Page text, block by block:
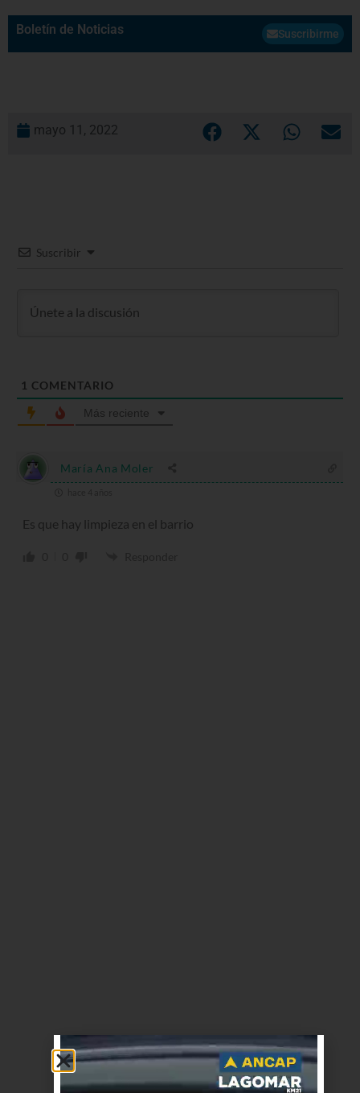
Boletín de Noticias Suscribirme
mayo 11, 2022
Suscribir
1 COMENTARIO
Más reciente
María Ana Moler
Es que hay limpieza en el barrio